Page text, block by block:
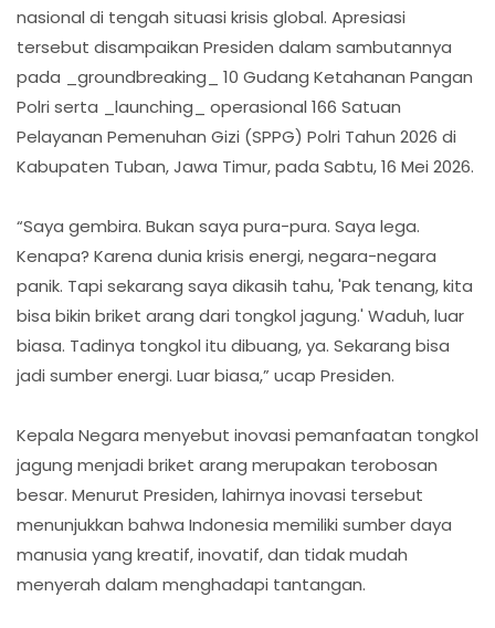
nasional di tengah situasi krisis global. Apresiasi
tersebut disampaikan Presiden dalam sambutannya
pada _groundbreaking_ 10 Gudang Ketahanan Pangan
Polri serta _launching_ operasional 166 Satuan
Pelayanan Pemenuhan Gizi (SPPG) Polri Tahun 2026 di
Kabupaten Tuban, Jawa Timur, pada Sabtu, 16 Mei 2026.
“Saya gembira. Bukan saya pura-pura. Saya lega.
Kenapa? Karena dunia krisis energi, negara-negara
panik. Tapi sekarang saya dikasih tahu, 'Pak tenang, kita
bisa bikin briket arang dari tongkol jagung.' Waduh, luar
biasa. Tadinya tongkol itu dibuang, ya. Sekarang bisa
jadi sumber energi. Luar biasa,” ucap Presiden.
Kepala Negara menyebut inovasi pemanfaatan tongkol
jagung menjadi briket arang merupakan terobosan
besar. Menurut Presiden, lahirnya inovasi tersebut
menunjukkan bahwa Indonesia memiliki sumber daya
manusia yang kreatif, inovatif, dan tidak mudah
menyerah dalam menghadapi tantangan.